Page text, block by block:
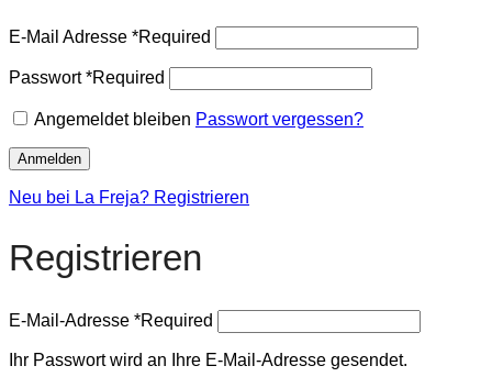
E-Mail Adresse *Required
Passwort*Required
Angemeldet bleiben Passwort vergessen?
Anmelden
Neu bei La Freja? Registrieren
Registrieren
E-Mail-Adresse *Required
Ihr Passwort wird an Ihre E-Mail-Adresse gesendet.